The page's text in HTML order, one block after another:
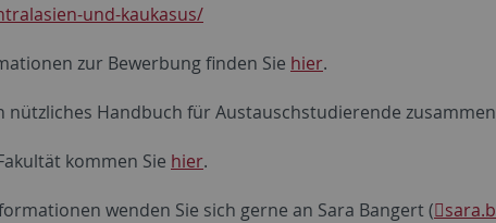
und-kaukasus/
zur Bewerbung finden Sie hier.
nützliches Handbuch für Austauschstudierende
kommen Sie hier.
wenden Sie sich gerne an Sara Bangert (